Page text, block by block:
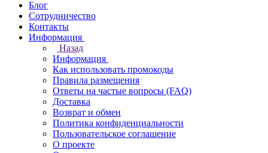
Блог
Сотрудничество
Контакты
Информация
Назад
Информация
Как использовать промокоды
Правила размещения
Ответы на частые вопросы (FAQ)
Доставка
Возврат и обмен
Политика конфиденциальности
Пользовательское соглашение
О проекте